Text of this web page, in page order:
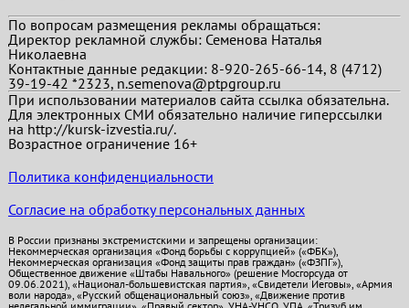
По вопросам размещения рекламы обращаться:
Директор рекламной службы: Семенова Наталья
Николаевна
Контактные данные редакции: 8-920-265-66-14, 8 (4712)
39-19-42 *2323, n.semenova@ptpgroup.ru
При использовании материалов сайта ссылка обязательна.
Для электронных СМИ обязательно наличие гиперссылки
на http://kursk-izvestia.ru/.
Возрастное ограничение 16+
Политика конфиденциальности
Согласие на обработку персональных данных
В России признаны экстремистскими и запрещены организации:
Некоммерческая организация «Фонд борьбы с коррупцией» («ФБК»),
Некоммерческая организация «Фонд защиты прав граждан» («ФЗПГ»),
Общественное движение «Штабы Навального» (решение Мосгорсуда от
09.06.2021), «Национал-большевистская партия», «Свидетели Иеговы», «Армия
воли народа», «Русский общенациональный союз», «Движение против